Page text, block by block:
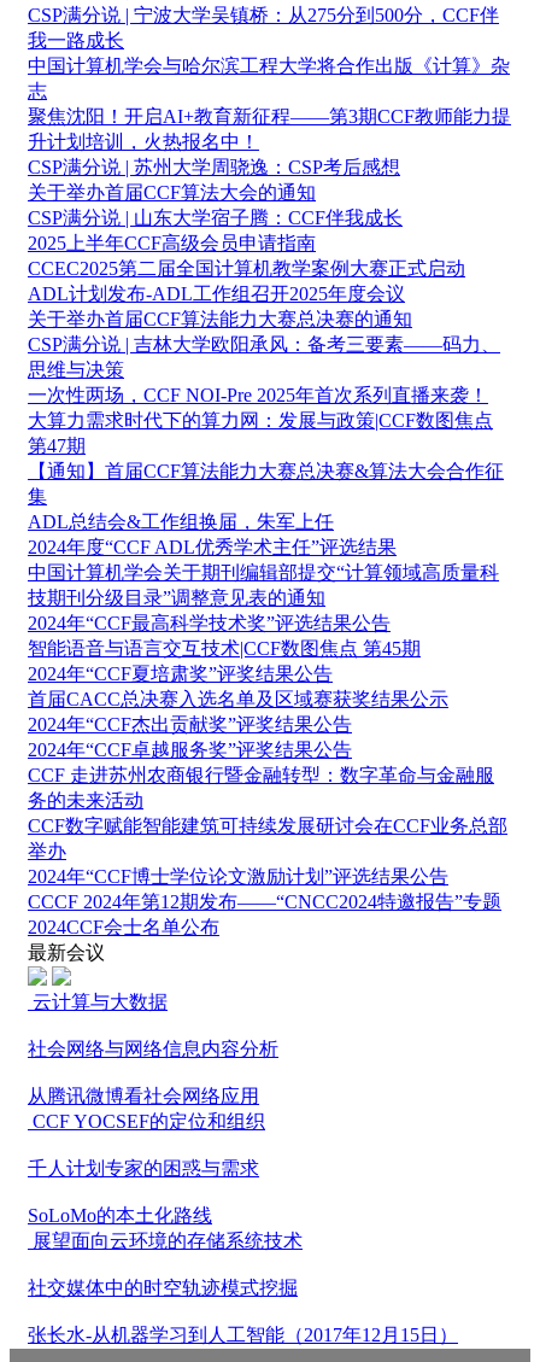
CSP满分说 | 宁波大学吴镇桥：从275分到500分，CCF伴
我一路成长
中国计算机学会与哈尔滨工程大学将合作出版《计算》杂
志
聚焦沈阳！开启AI+教育新征程——第3期CCF教师能力提
升计划培训，火热报名中！
CSP满分说 | 苏州大学周骁逸：CSP考后感想
关于举办首届CCF算法大会的通知
CSP满分说 | 山东大学宿子腾：CCF伴我成长
2025上半年CCF高级会员申请指南
CCEC2025第二届全国计算机教学案例大赛正式启动
ADL计划发布-ADL工作组召开2025年度会议
关于举办首届CCF算法能力大赛总决赛的通知
CSP满分说 | 吉林大学欧阳承风：备考三要素——码力、
思维与决策
一次性两场，CCF NOI-Pre 2025年首次系列直播来袭！
大算力需求时代下的算力网：发展与政策|CCF数图焦点
第47期
【通知】首届CCF算法能力大赛总决赛&算法大会合作征
集
ADL总结会&工作组换届，朱军上任
2024年度“CCF ADL优秀学术主任”评选结果
中国计算机学会关于期刊编辑部提交“计算领域高质量科
技期刊分级目录”调整意见表的通知
2024年“CCF最高科学技术奖”评选结果公告
智能语音与语言交互技术|CCF数图焦点 第45期
2024年“CCF夏培肃奖”评奖结果公告
首届CACC总决赛入选名单及区域赛获奖结果公示
2024年“CCF杰出贡献奖”评奖结果公告
2024年“CCF卓越服务奖”评奖结果公告
CCF 走进苏州农商银行暨金融转型：数字革命与金融服
务的未来活动
CCF数字赋能智能建筑可持续发展研讨会在CCF业务总部
举办
2024年“CCF博士学位论文激励计划”评选结果公告
CCCF 2024年第12期发布——“CNCC2024特邀报告”专题
2024CCF会士名单公布
最新会议
云计算与大数据
社会网络与网络信息内容分析
从腾讯微博看社会网络应用
CCF YOCSEF的定位和组织
千人计划专家的困惑与需求
SoLoMo的本土化路线
展望面向云环境的存储系统技术
社交媒体中的时空轨迹模式挖掘
张长水-从机器学习到人工智能（2017年12月15日）